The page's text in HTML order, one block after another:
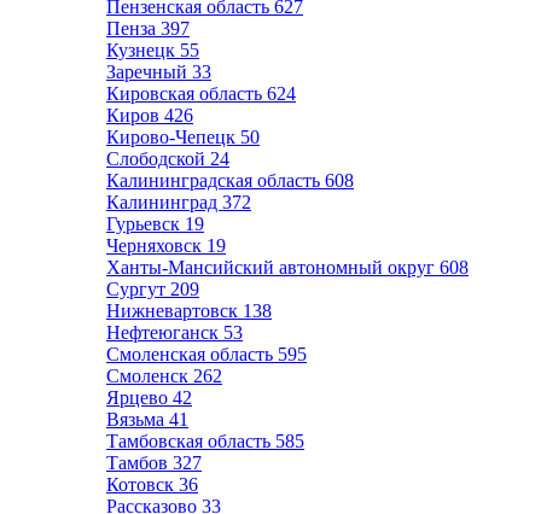
Пензенская область 627
Пенза 397
Кузнецк 55
Заречный 33
Кировская область 624
Киров 426
Кирово-Чепецк 50
Слободской 24
Калининградская область 608
Калининград 372
Гурьевск 19
Черняховск 19
Ханты-Мансийский автономный округ 608
Сургут 209
Нижневартовск 138
Нефтеюганск 53
Смоленская область 595
Смоленск 262
Ярцево 42
Вязьма 41
Тамбовская область 585
Тамбов 327
Котовск 36
Рассказово 33